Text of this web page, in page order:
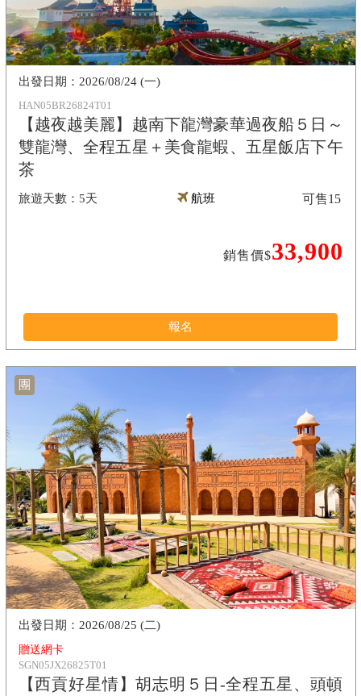
HAN05BR26824T01
【越夜越美麗】越南下龍灣豪華過夜船５日～
雙龍灣、全程五星＋美食龍蝦、五星飯店下午
茶
5天
2026/08/24 (一)
航班
銷售價$33,900
可售15
報名
團
贈送網卡
SGN05JX26825T01
【西貢好星情】胡志明５日-全程五星、頭頓
2026/08/25 (二)